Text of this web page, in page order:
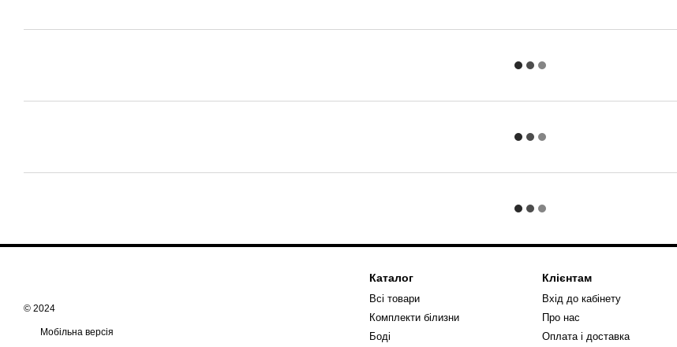
© 2024
Мобільна версія
Каталог
Всі товари
Комплекти білизни
Боді
Клієнтам
Вхід до кабінету
Про нас
Оплата і доставка